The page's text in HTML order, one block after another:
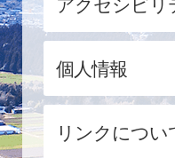
アクセシビリ
個人情報
リンクについ